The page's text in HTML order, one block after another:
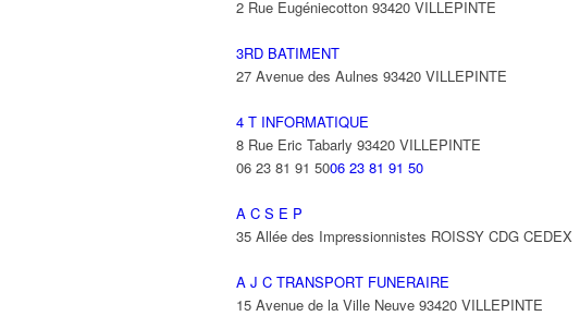
2 Rue Eugéniecotton 93420 VILLEPINTE
3RD BATIMENT
27 Avenue des Aulnes 93420 VILLEPINTE
4 T INFORMATIQUE
8 Rue Eric Tabarly 93420 VILLEPINTE
06 23 81 91 5006 23 81 91 50
A C S E P
35 Allée des Impressionnistes ROISSY CDG CEDEX
A J C TRANSPORT FUNERAIRE
15 Avenue de la Ville Neuve 93420 VILLEPINTE